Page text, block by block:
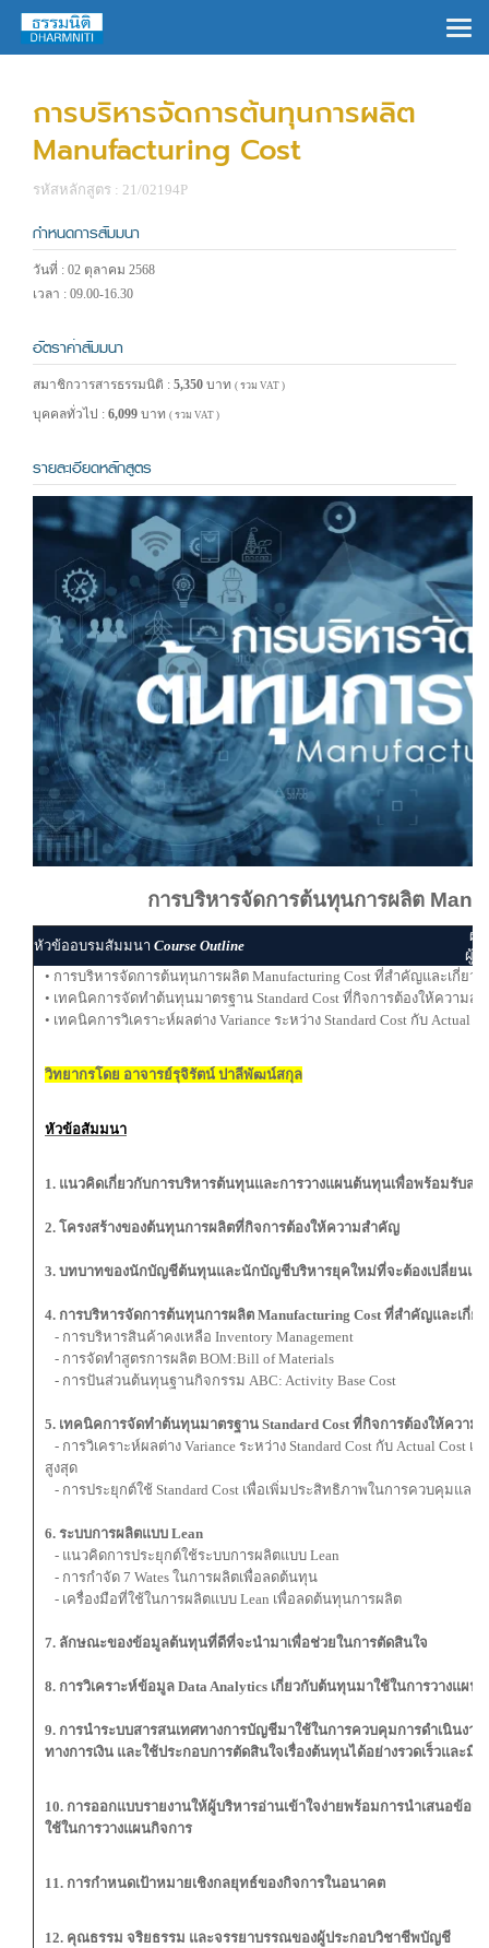
การบริหารจัดการต้นทุนการผลิต
Manufacturing Cost
รหัสหลักสูตร : 21/02194P
กำหนดการสัมมนา
วันที่ : 02 ตุลาคม 2568
เวลา : 09.00-16.30
อัตราค่าสัมมนา
สมาชิกวารสารธรรมนิติ : 5,350 บาท ( รวม VAT )
บุคคลทั่วไป : 6,099 บาท ( รวม VAT )
รายละเอียดหลักสูตร
การบริหารจัดการต้นทุนการผลิต
หัวข้ออบรมสัมมนา Course Outline
ผู้
ผู้ส
• การบริหารจัดการต้นทุนการผลิต Manufacturing Cost ที่สำคัญและเกี่ยว
• เทคนิคการจัดทำต้นทุนมาตรฐาน Standard Cost ที่กิจการต้องให้ความส
• เทคนิคการวิเคราะห์ผลต่าง Variance ระหว่าง Standard Cost กับ Actual
วิทยากรโดย อาจารย์รุจิรัตน์ ปาลีพัฒน์สกุล
หัวข้อสัมมนา
1. แนวคิดเกี่ยวกับการบริหารต้นทุนและการวางแผนต้นทุนเพื่อพร้อมรับส
2. โครงสร้างของต้นทุนการผลิตที่กิจการต้องให้ความสำคัญ
3. บทบาทของนักบัญชีต้นทุนและนักบัญชีบริหารยุคใหม่ที่จะต้องเปลี่ยนแป
4. การบริหารจัดการต้นทุนการผลิต Manufacturing Cost ที่สำคัญและเกี่ย
- การบริหารสินค้าคงเหลือ Inventory Management
- การจัดทำสูตรการผลิต BOM:Bill of Materials
- การปันส่วนต้นทุนฐานกิจกรรม ABC: Activity Base Cost
5. เทคนิคการจัดทำต้นทุนมาตรฐาน Standard Cost ที่กิจการต้องให้ความ
- การวิเคราะห์ผลต่าง Variance ระหว่าง Standard Cost กับ Actual Cost
สูงสุด
- การประยุกต์ใช้ Standard Cost เพื่อเพิ่มประสิทธิภาพในการควบคุมและ
6. ระบบการผลิตแบบ Lean
- แนวคิดการประยุกต์ใช้ระบบการผลิตแบบ Lean
- การกำจัด 7 Wates ในการผลิตเพื่อลดต้นทุน
- เครื่องมือที่ใช้ในการผลิตแบบ Lean เพื่อลดต้นทุนการผลิต
7. ลักษณะของข้อมูลต้นทุนที่ดีที่จะนำมาเพื่อช่วยในการตัดสินใจ
8. การวิเคราะห์ข้อมูล Data Analytics เกี่ยวกับต้นทุนมาใช้ในการวางแผ
9. การนำระบบสารสนเทศทางการบัญชีมาใช้ในการควบคุมการดำเนินงา
ทางการเงิน และใช้ประกอบการตัดสินใจเรื่องต้นทุนได้อย่างรวดเร็วและมี
10. การออกแบบรายงานให้ผู้บริหารอ่านเข้าใจง่ายพร้อมการนำเสนอข้
ใช้ในการวางแผนกิจการ
11. การกำหนดเป้าหมายเชิงกลยุทธ์ของกิจการในอนาคต
12. คุณธรรม จริยธรรม และจรรยาบรรณของผู้ประกอบวิชาชีพบัญชี
×